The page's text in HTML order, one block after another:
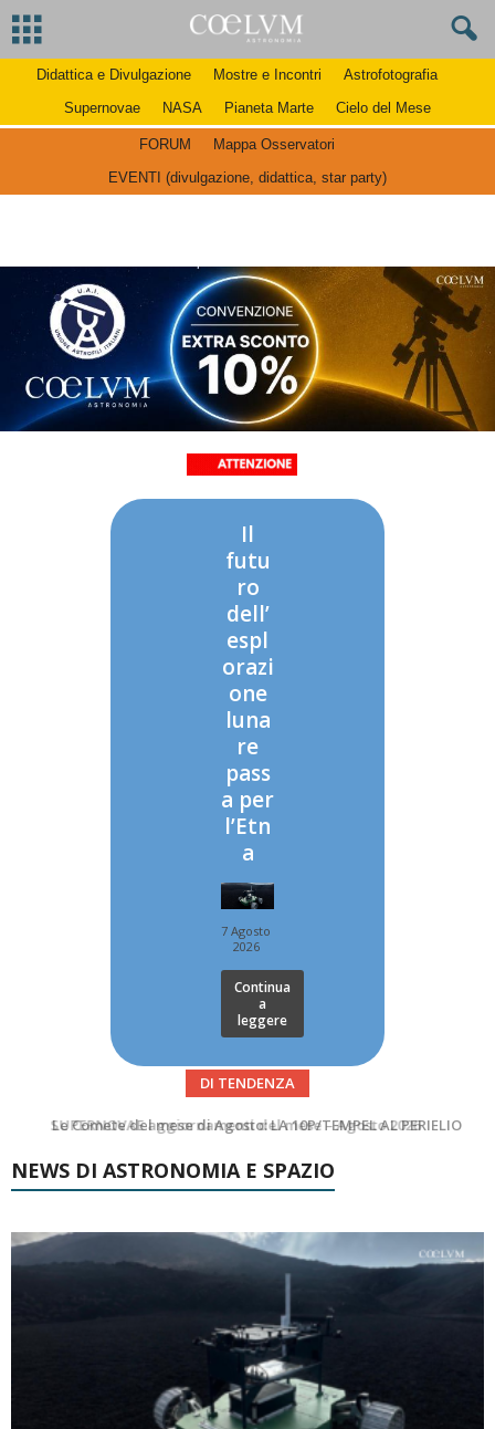
Didattica e Divulgazione Mostre e Incontri
Astrofotografia
Supernovae
NASA Pianeta Marte Cielo del Mese
FORUM
Mappa Osservatori
EVENTI (divulgazione, didattica, star party)
Il
futu
ro
dell’
espl
orazi
one
luna
re
pass
a per
l’Etn
a
7 Agosto
2026
Continua
a
leggere
DI TENDENZA
Le Comete del mese di Agosto: LA 10P/TEMPEL AL PERIELIO
Asteroidi del mese Agosto 2026
NEWS DI ASTRONOMIA E SPAZIO